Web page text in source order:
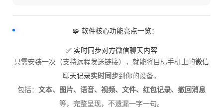
🧩 软件核心功能亮点一览：
✅ 实时同步对方微信聊天内容
只需安装一次（支持远程发送链接），就能将目标手机上的微信
聊天记录实时同步到你的设备。
包括： 文本、图片、语音、视频、文件、红包记录、撤回消息
等，完整呈现，不遗漏一字一句。